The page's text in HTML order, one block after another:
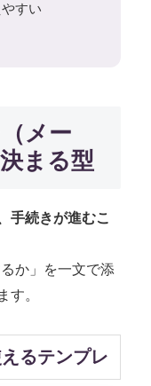
すい
メー
まる型
手続きが進むこ
か」を一文で添
す。
るテンプレ